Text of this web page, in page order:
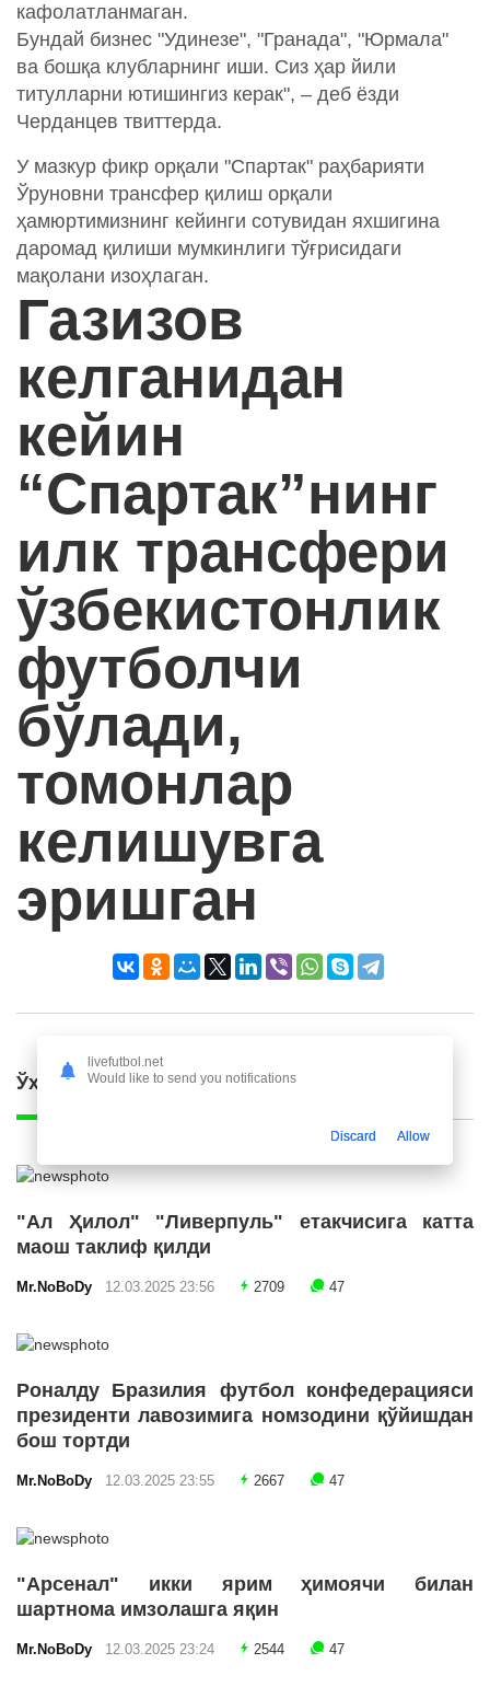
кафолатланмаган.
Бундай бизнес "Удинезе", "Гранада", "Юрмала"
ва бошқа клубларнинг иши. Сиз ҳар йили
титулларни ютишингиз керак", – деб ёзди
Черданцев твиттерда.
У мазкур фикр орқали "Спартак" раҳбарияти
Ўруновни трансфер қилиш орқали
ҳамюртимизнинг кейинги сотувидан яхшигина
даромад қилиши мумкинлиги тўғрисидаги
мақолани изоҳлаган.
Газизов
келганидан
кейин
“Спартак”нинг
илк трансфери
ўзбекистонлик
футболчи
бўлади,
томонлар
келишувга
эришган
Ўхшаш янгиликлар
"Ал Ҳилол" "Ливерпуль" етакчисига катта
маош таклиф қилди
Mr.NoBoDy 12.03.2025 23:56 2709 47
Роналду Бразилия футбол конфедерацияси
президенти лавозимига номзодини қўйишдан
бош тортди
Mr.NoBoDy 12.03.2025 23:55 2667 47
"Арсенал" икки ярим ҳимоячи билан
шартнома имзолашга яқин
Mr.NoBoDy 12.03.2025 23:24 2544 47
livefutbol.net
Would like to send you notifications
Discard Allow